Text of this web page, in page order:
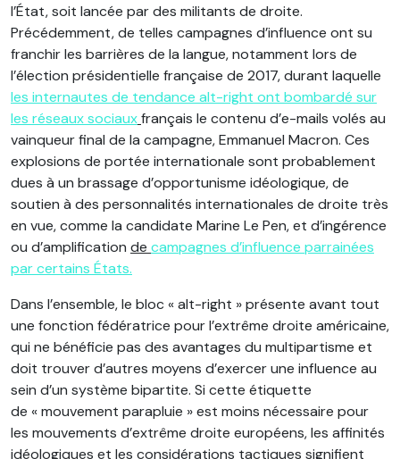
l’État, soit lancée par des militants de droite.
Précédemment, de telles campagnes d’influence ont su
franchir les barrières de la langue, notamment lors de
l’élection présidentielle française de 2017, durant laquelle
les internautes de tendance alt-right ont bombardé sur
les réseaux sociauxfrançais le contenu d’e-mails volés au
vainqueur final de la campagne, Emmanuel Macron. Ces
explosions de portée internationale sont probablement
dues à un brassage d’opportunisme idéologique, de
soutien à des personnalités internationales de droite très
en vue, comme la candidate Marine Le Pen, et d’ingérence
ou d’amplification de campagnes d’influence parrainées
par certains États.
Dans l’ensemble, le bloc « alt-right » présente avant tout
une fonction fédératrice pour l’extrême droite américaine,
qui ne bénéficie pas des avantages du multipartisme et
doit trouver d’autres moyens d’exercer une influence au
sein d’un système bipartite. Si cette étiquette
de « mouvement parapluie » est moins nécessaire pour
les mouvements d’extrême droite européens, les affinités
idéologiques et les considérations tactiques signifient